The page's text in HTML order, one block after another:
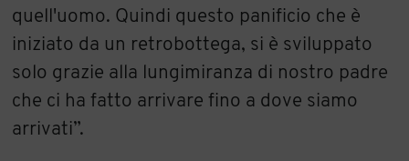
quell'uomo. Quindi questo panificio che è
iniziato da un retrobottega, si è sviluppato
solo grazie alla lungimiranza di nostro padre
che ci ha fatto arrivare fino a dove siamo
arrivati”.